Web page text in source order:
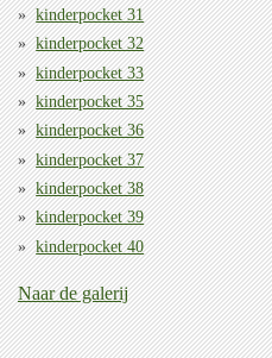
kinderpocket 31
kinderpocket 32
kinderpocket 33
kinderpocket 35
kinderpocket 36
kinderpocket 37
kinderpocket 38
kinderpocket 39
kinderpocket 40
Naar de galerij